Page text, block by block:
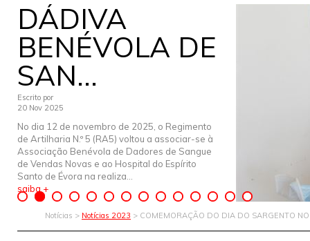
DÁDIVA
BENÉVOLA DE
SAN...
Escrito por
20 Nov 2025
No dia 12 de novembro de 2025, o Regimento
de Artilharia N.º 5 (RA5) voltou a associar-se à
Associação Benévola de Dadores de Sangue
de Vendas Novas e ao Hospital do Espírito
Santo de Évora na realiza...
saiba +
Notícias > Notícias 2023 > COMEMORAÇÃO DO DIA DO SARGENTO